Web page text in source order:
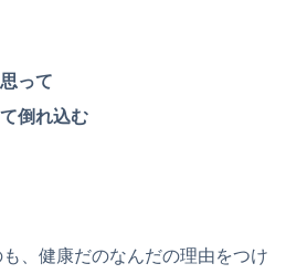
って
倒れ込む
、健康だのなんだの理由をつけ